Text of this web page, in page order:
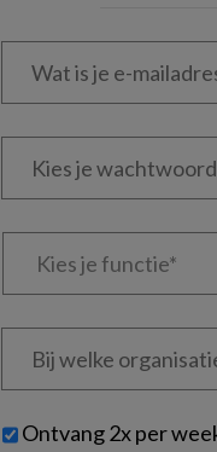
Wat
Kies
Kies
Bij
welke
je?
Untitled
Ontvang 2x per